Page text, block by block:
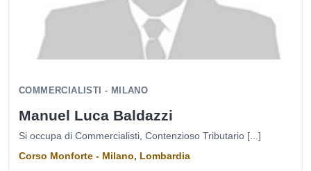
COMMERCIALISTI - MILANO
Manuel Luca Baldazzi
Si occupa di Commercialisti, Contenzioso Tributario [...]
Corso Monforte - Milano, Lombardia